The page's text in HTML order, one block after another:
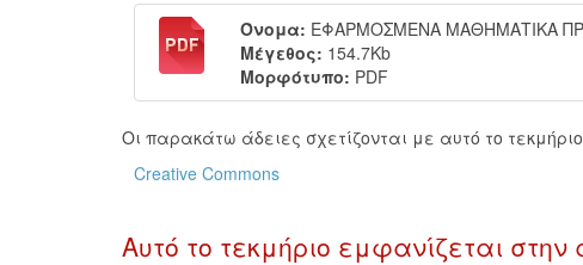
Όνομα: ΕΦΑΡΜΟΣΜΕΝΑ ΜΑΘΗΜΑΤΙΚΑ
Μέγεθος: 154.7Kb
Μορφότυπο: PDF
Οι παρακάτω άδειες σχετίζονται με αυτό το
Creative Commons
Αυτό το τεκμήριο εμφανίζεται